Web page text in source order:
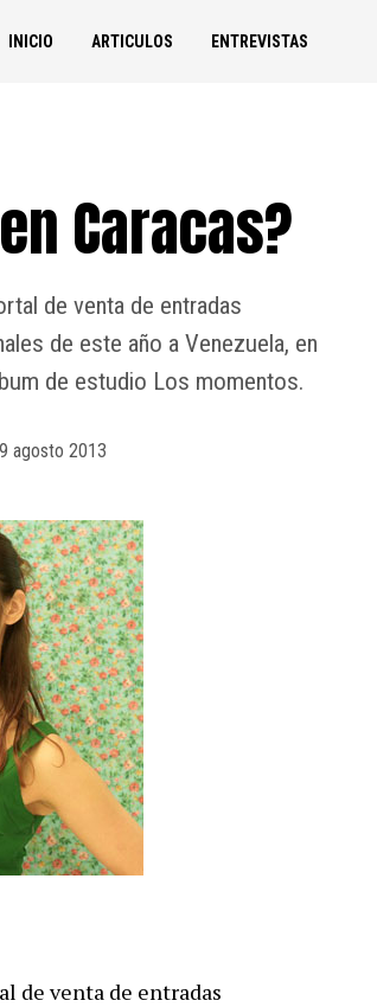
INICIO ARTICULOS ENTREVISTAS
Caracas?
de venta de entradas
de este año a Venezuela, en
de estudio Los momentos.
agosto 2013
de venta de entradas